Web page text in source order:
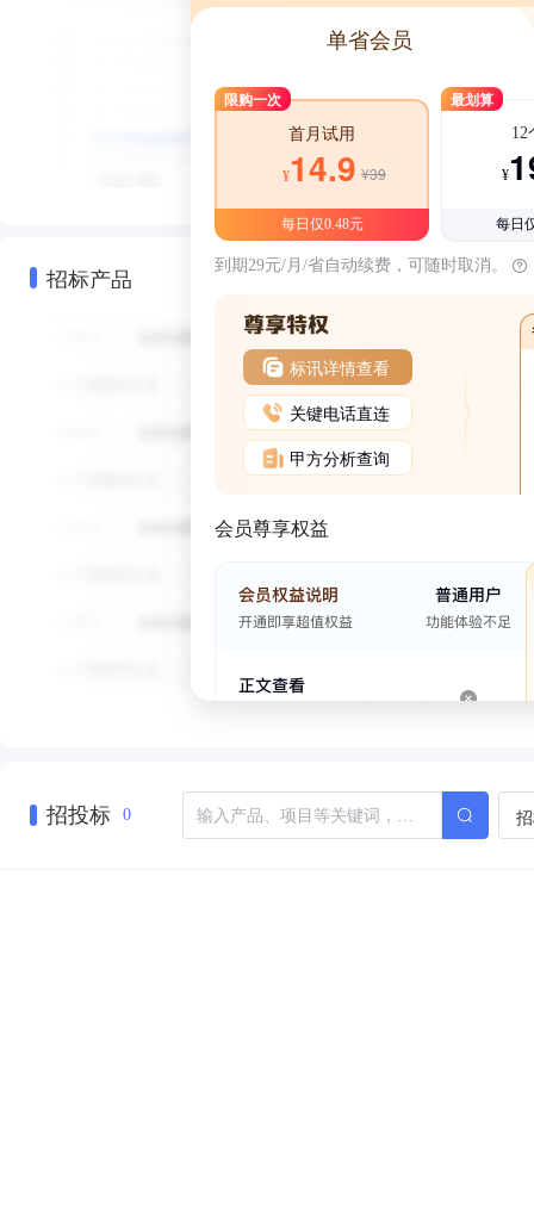
招标产品
单省会员
限购一次
首月试用
¥14.9 ¥39
每日仅0.48元
最划算
12
¥
每日
到期29元/月/省自动续费，可随时取消。
标讯详情查看
关键电话直连
甲方分析查询
会员尊享权益
招投标 0